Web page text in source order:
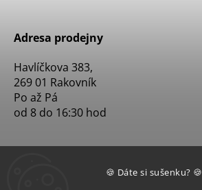
🍪 Dáte si sušenku? 🍪
Adresa prodejny
Havlíčkova 383,
269 01 Rakovník
Po až Pá
od 8 do 16:30 hod